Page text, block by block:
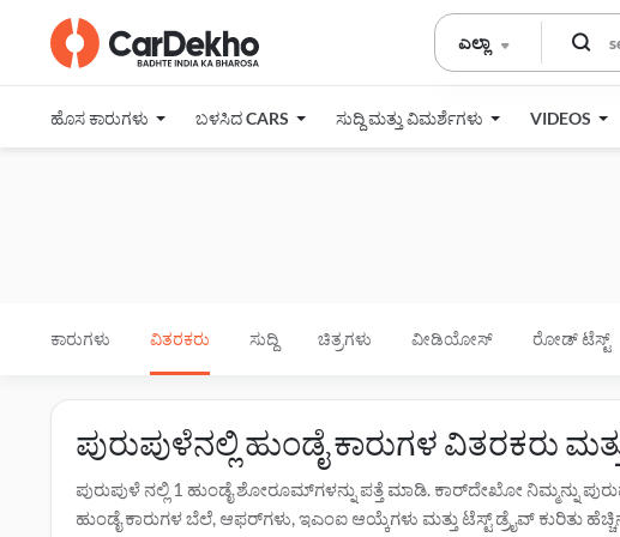
ಎಲ್ಲಾ
ಹೊಸ ಕಾರುಗಳು ಬಳಸಿದ CARS ಸುದ್ದಿ ಮತ್ತು ವಿಮರ್ಶೆಗಳು VIDEOS
ಕಾರುಗಳು ವಿತರಕರು ಸುದ್ದಿ ಚಿತ್ರಗಳು ವೀಡಿಯೋಸ್ ರೋಡ್ ಟೆಸ್ಟ್
ಪುರುಪುಳೆನಲ್ಲಿ ಹುಂಡೈ ಕಾರುಗಳ ವಿತರಕರು
ಪುರುಪುಳೆ ನಲ್ಲಿ 1 ಹುಂಡೈ ಶೋರೂಮ್‌ಗಳನ್ನು ಪತ್ತೆ ಮಾಡಿ. ಕಾರ್‌ದೇಖೋ ನಿಮ್ಮನ್ನು
ಹುಂಡೈ ಕಾರುಗಳ ಬೆಲೆ, ಆಫರ್‌ಗಳು, ಇಎಂಐ ಆಯ್ಕೆಗಳು ಮತ್ತು ಟೆಸ್ಟ್ ಡ್ರೈವ್ ಕುರಿತು